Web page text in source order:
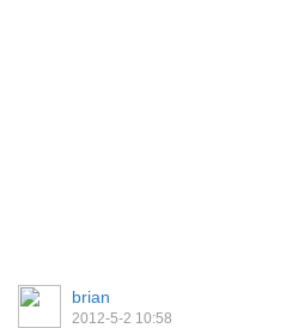
brian
2012-5-2 10:58